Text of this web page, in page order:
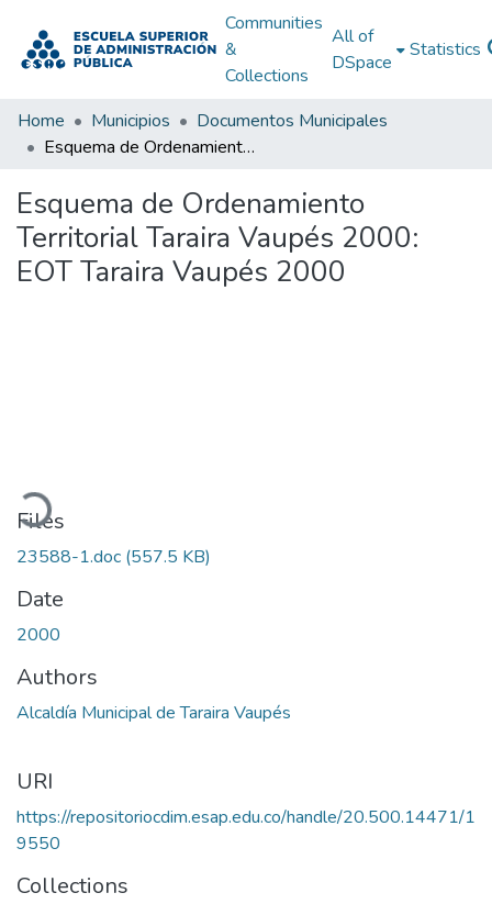
Communities
&
Collections
All of
DSpace
Statistics
Home Municipios
Documentos Municipales
Esquema de Ordenamiento Territorial Taraira Vaupés 2000: EOT Taraira Vaupés 2000
Esquema de Ordenamiento
Territorial Taraira Vaupés 2000:
EOT Taraira Vaupés 2000
Files
23588-1.doc (557.5 KB)
Date
2000
Authors
Alcaldía Municipal de Taraira Vaupés
URI
https://repositoriocdim.esap.edu.co/handle/20.500.14471/1
9550
Collections